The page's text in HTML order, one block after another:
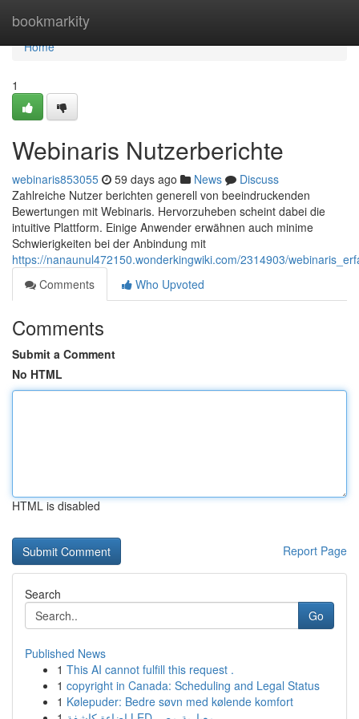
bookmarkity
Home
Home
1
Webinaris Nutzerberichte
webinaris853055 59 days ago News
Discuss
Zahlreiche Nutzer berichten generell von beeindruckenden
Bewertungen mit Webinaris. Hervorzuheben scheint dabei die
intuitive Plattform. Einige Anwender erwähnen auch minime
Schwierigkeiten bei der Anbindung mit
https://nanaunul472150.wonderkingwiki.com/2314903/
Comments
Who Upvoted
Comments
Submit a Comment
No HTML
HTML is disabled
Report Page
Search
Go
Published News
1 This AI cannot fulfill this request .
1 copyright in Canada: Scheduling and Legal Status
1 Kølepuder: Bedre søvn med kølende komfort